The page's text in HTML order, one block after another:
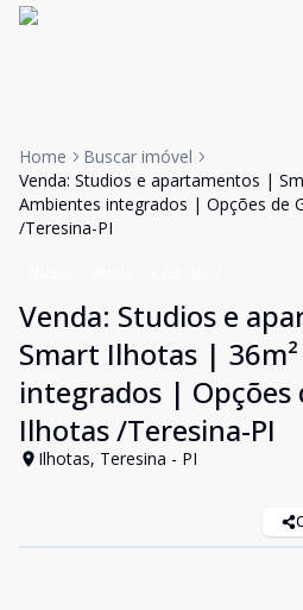
Home
Buscar imóvel
Venda: Studios e apartamentos |
Ambientes integrados | Opções de
/Teresina-PI
Venda: Studios e
Smart Ilhotas |
integrados | Opções
Ilhotas /Teresina-PI
Ilhotas, Teresina - PI